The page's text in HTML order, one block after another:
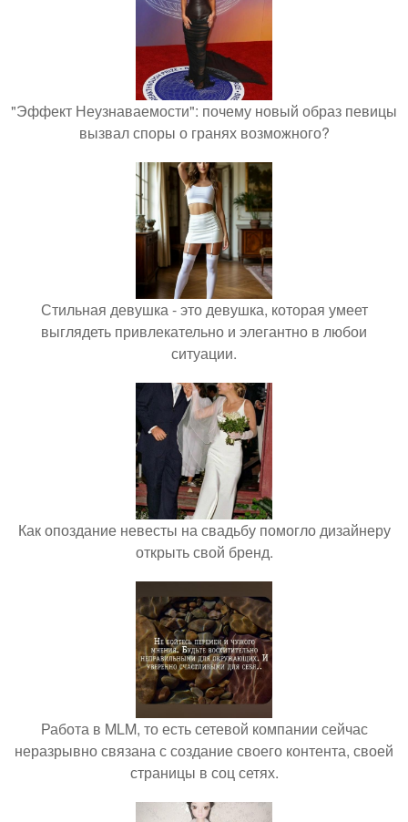
"Эффект Неузнаваемости": почему новый образ певицы
вызвал споры о гранях возможного?
Стильная девушка - это девушка, которая умеет
выглядеть привлекательно и элегантно в любои
ситуации.
Как опоздание невесты на свадьбу помогло дизайнеру
открыть свой бренд.
Работа в MLM, то есть сетевой компании сейчас
неразрывно связана с создание своего контента, своей
страницы в соц сетях.